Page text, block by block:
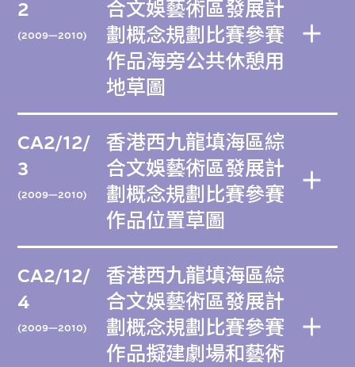
2
(2009—2010)
合文娛藝術區發展計
劃概念規劃比賽參賽
作品海旁公共休憩用
地草圖
CA2/12/
3
(2009—2010)
香港西九龍填海區綜
合文娛藝術區發展計
劃概念規劃比賽參賽
作品位置草圖
CA2/12/
4
(2009—2010)
香港西九龍填海區綜
合文娛藝術區發展計
劃概念規劃比賽參賽
作品擬建劇場和藝術